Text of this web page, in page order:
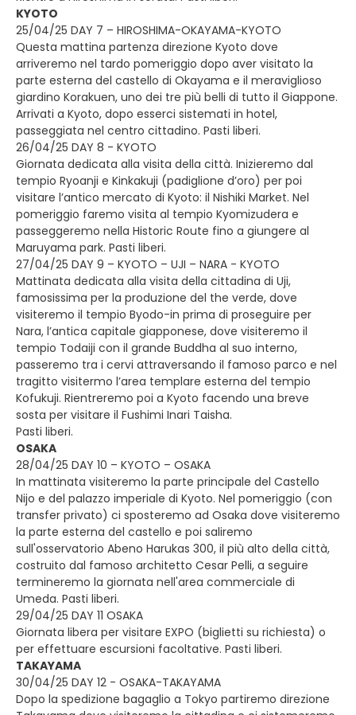
KYOTO
25/04/25 DAY 7 – HIROSHIMA-OKAYAMA-KYOTO
Questa mattina partenza direzione Kyoto dove
arriveremo nel tardo pomeriggio dopo aver visitato la
parte esterna del castello di Okayama e il meraviglioso
giardino Korakuen, uno dei tre più belli di tutto il Giappone.
Arrivati a Kyoto, dopo esserci sistemati in hotel,
passeggiata nel centro cittadino. Pasti liberi.
26/04/25 DAY 8 - KYOTO
Giornata dedicata alla visita della città. Inizieremo dal
tempio Ryoanji e Kinkakuji (padiglione d’oro) per poi
visitare l’antico mercato di Kyoto: il Nishiki Market. Nel
pomeriggio faremo visita al tempio Kyomizudera e
passeggeremo nella Historic Route fino a giungere al
Maruyama park. Pasti liberi.
27/04/25 DAY 9 – KYOTO – UJI – NARA - KYOTO
Mattinata dedicata alla visita della cittadina di Uji,
famosissima per la produzione del the verde, dove
visiteremo il tempio Byodo-in prima di proseguire per
Nara, l’antica capitale giapponese, dove visiteremo il
tempio Todaiji con il grande Buddha al suo interno,
passeremo tra i cervi attraversando il famoso parco e nel
tragitto visitermo l’area templare esterna del tempio
Kofukuji. Rientreremo poi a Kyoto facendo una breve
sosta per visitare il Fushimi Inari Taisha.
Pasti liberi.
OSAKA
28/04/25 DAY 10 – KYOTO – OSAKA
In mattinata visiteremo la parte principale del Castello
Nijo e del palazzo imperiale di Kyoto. Nel pomeriggio (con
transfer privato) ci sposteremo ad Osaka dove visiteremo
la parte esterna del castello e poi saliremo
sull'osservatorio Abeno Harukas 300, il più alto della città,
costruito dal famoso architetto Cesar Pelli, a seguire
termineremo la giornata nell'area commerciale di
Umeda. Pasti liberi.
29/04/25 DAY 11 OSAKA
Giornata libera per visitare EXPO (biglietti su richiesta) o
per effettuare escursioni facoltative. Pasti liberi.
TAKAYAMA
30/04/25 DAY 12 - OSAKA-TAKAYAMA
Dopo la spedizione bagaglio a Tokyo partiremo direzione